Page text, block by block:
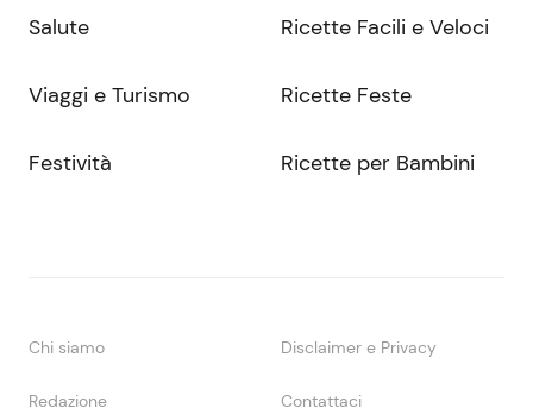
Salute
Viaggi e Turismo
Festività
Ricette Facili e Veloci
Ricette Feste
Ricette per Bambini
Chi siamo Disclaimer e Privacy
Redazione Contattaci